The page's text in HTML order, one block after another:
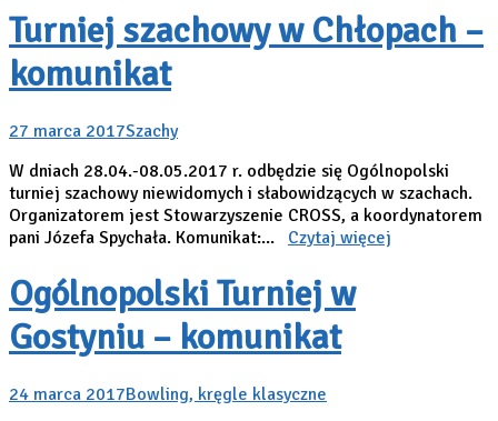
Turniej szachowy w Chłopach –
komunikat
27 marca 2017Szachy
W dniach 28.04.-08.05.2017 r. odbędzie się Ogólnopolski
turniej szachowy niewidomych i słabowidzących w szachach.
Organizatorem jest Stowarzyszenie CROSS, a koordynatorem
pani Józefa Spychała. Komunikat:... Czytaj więcej
Ogólnopolski Turniej w
Gostyniu – komunikat
24 marca 2017Bowling, kręgle klasyczne